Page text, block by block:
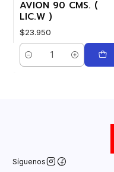
AVION 90 CMS. (
LIC.W )
$23.950
Cantidad
Síguenos